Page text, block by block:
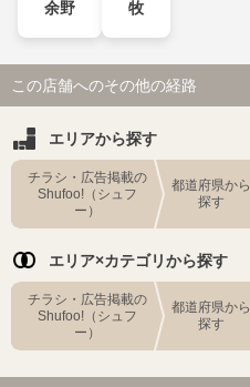
余野 牧
この店舗へのその他の経路
エリアから探す
チラシ・広告掲載の
Shufoo!（シュフ
ー）
都道府県から
探す
エリア×カテゴリから探す
チラシ・広告掲載の
Shufoo!（シュフ
ー）
都道府県から
探す